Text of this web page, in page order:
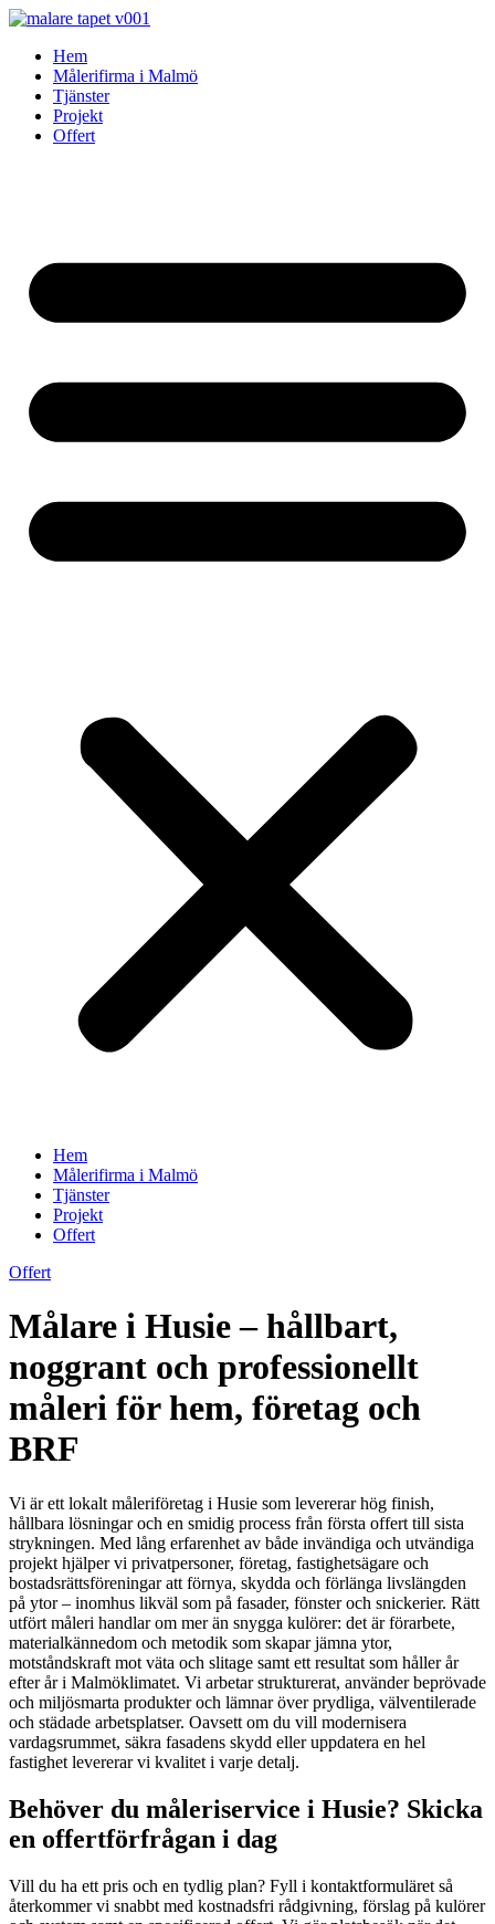
Skip
contentHem
Målerifirma i Malmö
Tjänster
Projekt
Offert
Hem
Målerifirma i Malmö
Tjänster
Projekt
Offert
Offert
Målare i Husie – hållbart,
noggrant och professionellt
måleri för hem, företag och
BRF
Vi är ett lokalt måleriföretag i Husie som levererar hög finish,
hållbara lösningar och en smidig process från första offert till sista
strykningen. Med lång erfarenhet av både invändiga och utvändiga
projekt hjälper vi privatpersoner, företag, fastighetsägare och
bostadsrättsföreningar att förnya, skydda och förlänga livslängden
på ytor – inomhus likväl som på fasader, fönster och snickerier. Rätt
utfört måleri handlar om mer än snygga kulörer: det är förarbete,
materialkännedom och metodik som skapar jämna ytor,
motståndskraft mot väta och slitage samt ett resultat som håller år
efter år i Malmöklimatet. Vi arbetar strukturerat, använder beprövade
och miljösmarta produkter och lämnar över prydliga, välventilerade
och städade arbetsplatser. Oavsett om du vill modernisera
vardagsrummet, säkra fasadens skydd eller uppdatera en hel
fastighet levererar vi kvalitet i varje detalj.
Behöver du måleriservice i Husie? Skicka
en offertförfrågan i dag
Vill du ha ett pris och en tydlig plan? Fyll i kontaktformuläret så
återkommer vi snabbt med kostnadsfri rådgivning, förslag på kulörer